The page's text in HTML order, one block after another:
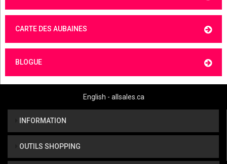
CARTE DES AUBAINES
BLOGUE
English - allsales.ca
INFORMATION
OUTILS SHOPPING